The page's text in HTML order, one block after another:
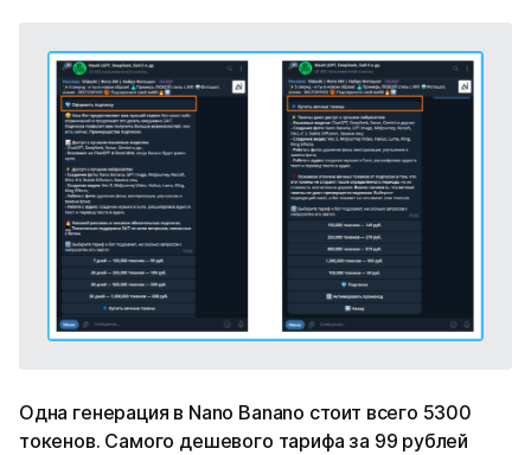
Одна генерация в Nano Banano стоит всего 5300
токенов. Самого дешевого тарифа за 99 рублей